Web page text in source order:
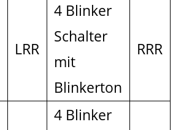
LRR
4 Blinker
Schalter
mit
Blinkerton
RRR
4 Blinker